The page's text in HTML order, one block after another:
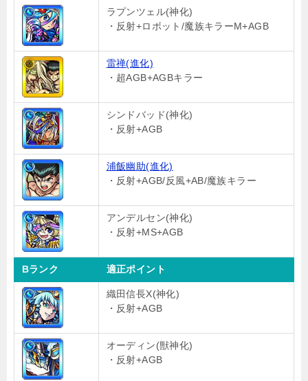
ラプンツェル(神化)
・反射+ロボット/魔族キラーM+AGB
雷禅(進化)
・超AGB+AGBキラー
シンドバッド(神化)
・反射+AGB
浦飯幽助(進化)
・反射+AGB/反風+AB/魔族キラー
アンデルセン(神化)
・反射+MS+AGB
Bランク 適正ポイント
織田信長X(神化)
・反射+AGB
オーディン(獣神化)
・反射+AGB